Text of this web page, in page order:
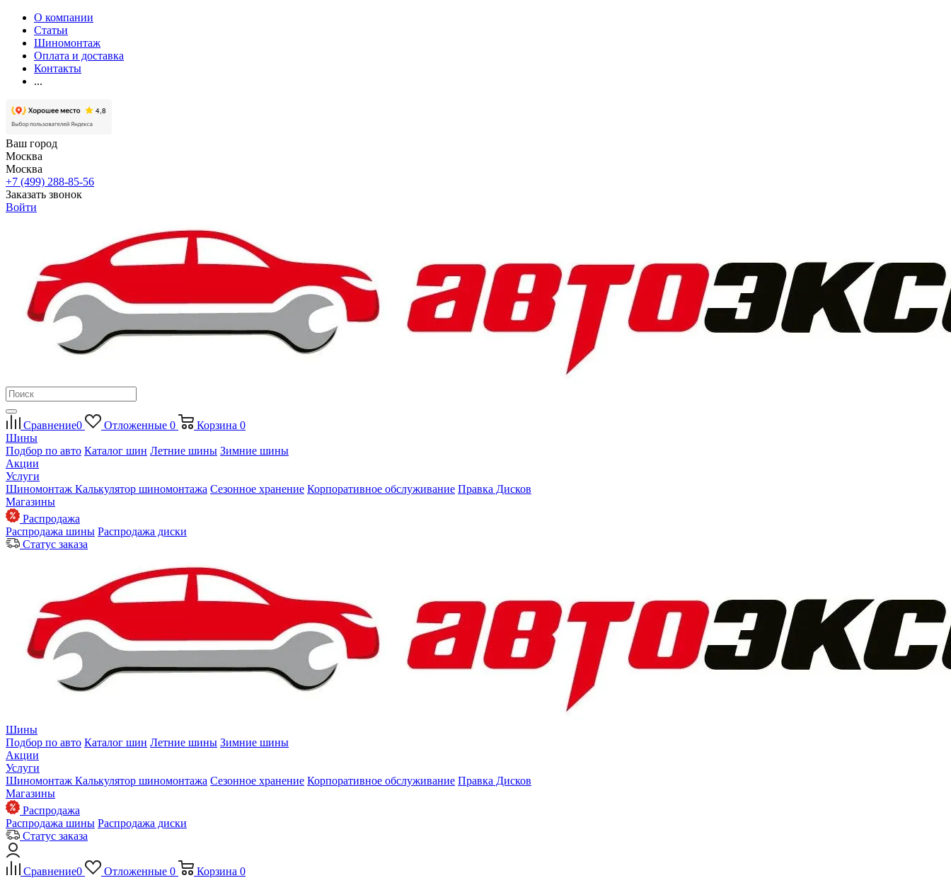
О компании
Статьи
Шиномонтаж
Оплата и доставка
Контакты
...
Ваш город
Москва
Москва
+7 (499) 288-85-56
Заказать звонок
Войти
Сравнение0 Отложенные 0 Корзина 0
Шины
Подбор по авто Каталог шин Летние шины Зимние шины
Акции
Услуги
Шиномонтаж Калькулятор шиномонтажа Сезонное хранение Корпоративное обслуживание Правка Дисков
Магазины
Распродажа
Распродажа шины Распродажа диски
Статус заказа
Шины
Подбор по авто Каталог шин Летние шины Зимние шины
Акции
Услуги
Шиномонтаж Калькулятор шиномонтажа Сезонное хранение Корпоративное обслуживание Правка Дисков
Магазины
Распродажа
Распродажа шины Распродажа диски
Статус заказа
Сравнение0 Отложенные 0 Корзина 0